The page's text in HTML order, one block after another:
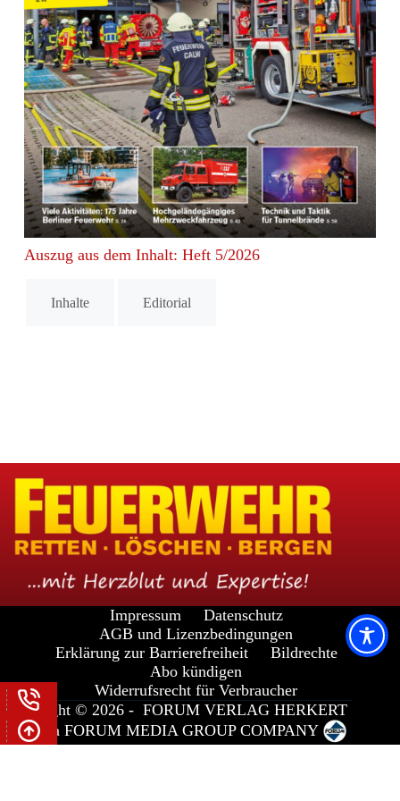
Auszug aus dem Inhalt: Heft 5/2026
Inhalte Editorial
Impressum
Datenschutz
AGB und Lizenzbedingungen
Erklärung zur Barrierefreiheit
Bildrechte
Abo kündigen
Widerrufsrecht für Verbraucher
Copyright © 2026 - FORUM VERLAG HERKERT
GMBH
aFORUM MEDIA GROUPCOMPANY